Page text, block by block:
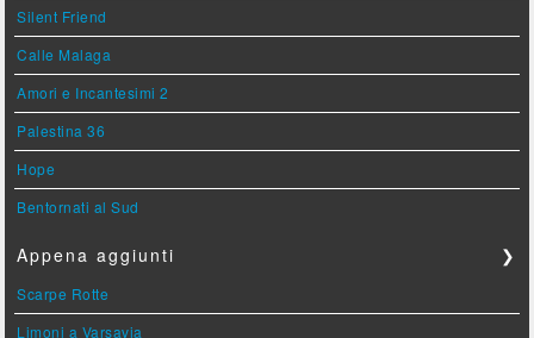
Silent Friend
Calle Malaga
Amori e Incantesimi 2
Palestina 36
Hope
Bentornati al Sud
Appena aggiunti ❯
Scarpe Rotte
Limoni a Varsavia